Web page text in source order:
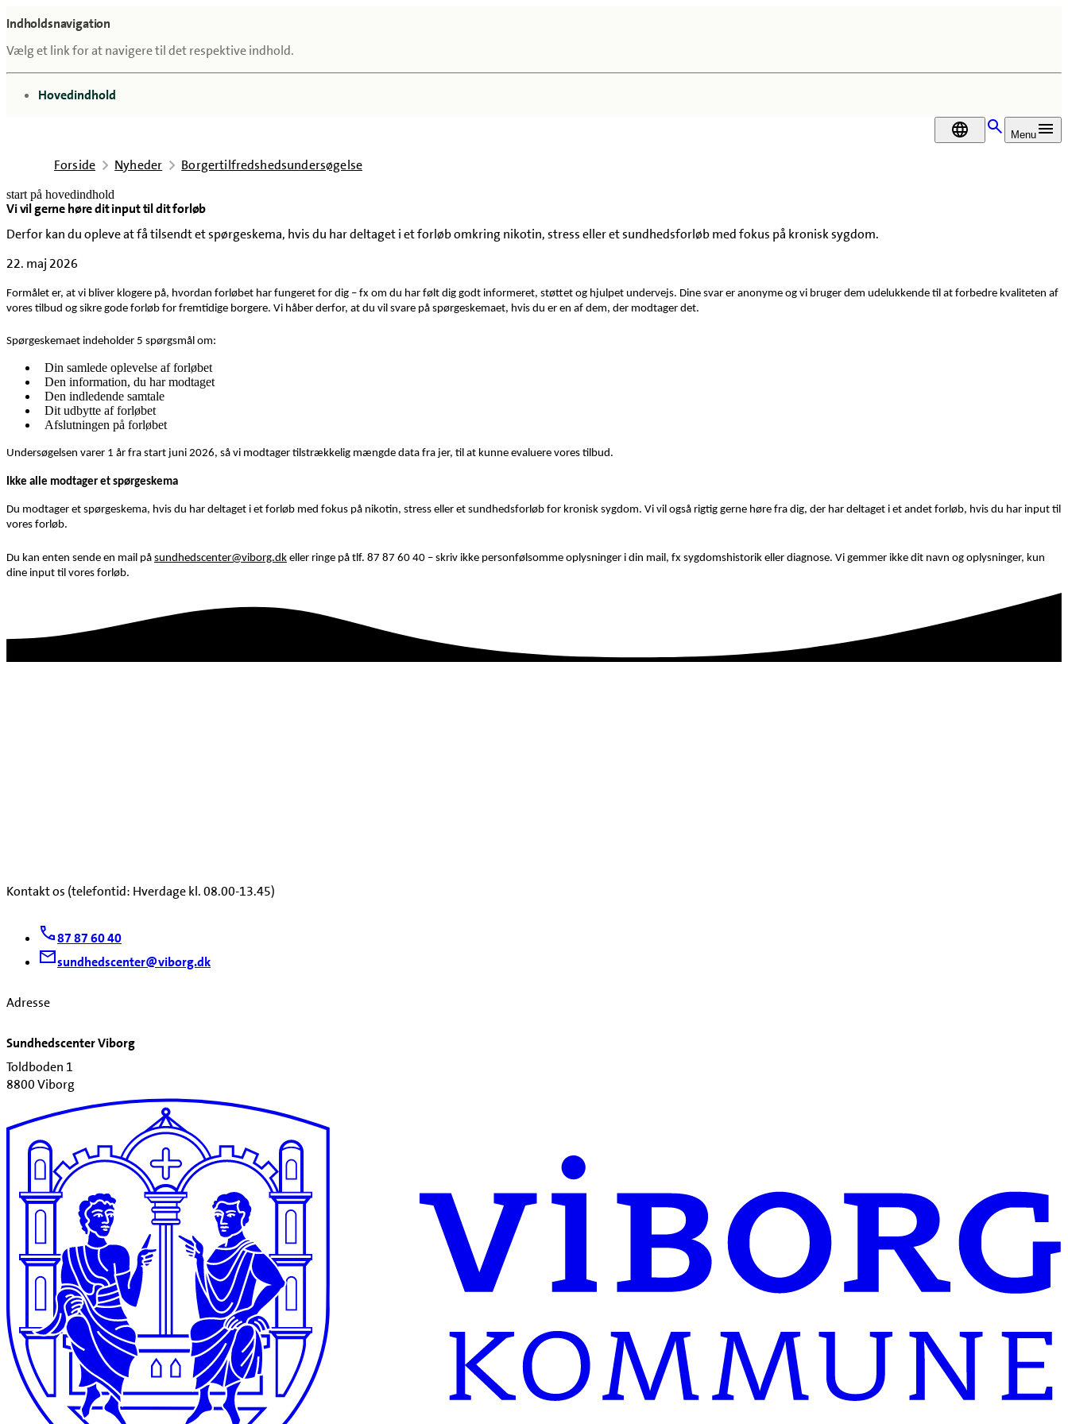
Indholdsnavigation
Vælg et link for at navigere til det respektive indhold.
gå til
Hovedindhold
DA Menu
Forside Nyheder Borgertilfredshedsundersøgelse
start på hovedindhold
Vi vil gerne høre dit input til dit forløb
Derfor kan du opleve at få tilsendt et spørgeskema, hvis du har deltaget i et forløb omkring nikotin, stress eller et sundhedsforløb med fokus på kronisk sygdom.
22. maj 2026
senest opdateret 22. maj 2026
Formålet er, at vi bliver klogere på, hvordan forløbet har fungeret for dig – fx om du har følt dig godt informeret, støttet og hjulpet undervejs. Dine svar er anonyme og vi bruger dem udelukkende til at forbedre kvaliteten af
vores tilbud og sikre gode forløb for fremtidige borgere. Vi håber derfor, at du vil svare på spørgeskemaet, hvis du er en af dem, der modtager det.
Spørgeskemaet indeholder 5 spørgsmål om:
Din samlede oplevelse af forløbet
Den information, du har modtaget
Den indledende samtale
Dit udbytte af forløbet
Afslutningen på forløbet
Undersøgelsen varer 1 år fra start juni 2026, så vi modtager tilstrækkelig mængde data fra jer, til at kunne evaluere vores tilbud.
Ikke alle modtager et spørgeskema
Du modtager et spørgeskema, hvis du har deltaget i et forløb med fokus på nikotin, stress eller et sundhedsforløb for kronisk sygdom. Vi vil også rigtig gerne høre fra dig, der har deltaget i et andet forløb, hvis du har input til
vores forløb.
Du kan enten sende en mail på sundhedscenter@viborg.dk eller ringe på tlf. 87 87 60 40 – skriv ikke personfølsomme oplysninger i din mail, fx sygdomshistorik eller diagnose. Vi gemmer ikke dit navn og oplysninger, kun
dine input til vores forløb.
Kontakt os (telefontid: Hverdage kl. 08.00-13.45)
87 87 60 40
sundhedscenter@viborg.dk
Adresse
Sundhedscenter Viborg
Toldboden 1
8800 Viborg